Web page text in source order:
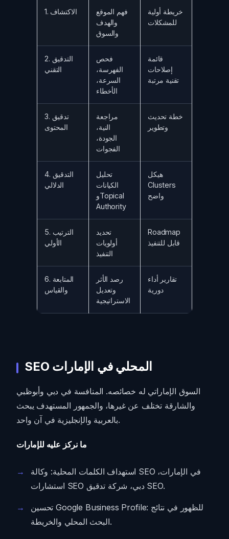
1. الاكتشاف
فهم الموقع
والهدف
والسوق
خريطة أولية
للمشكلات
2. التدقيق
التقني
فحص
الفهرسة،
السرعة،
الأخطاء
قائمة
إصلاحات
تقنية مرتبة
3. تدقيق
المحتوى
مراجعة
النية،
الجودة،
الفجوات
خطة تحديث
وتطوير
4. التدقيق
الدلالي
تحليل
الكيانات
وTopical
Authority
هيكل
Clusters
واضح
5. الترتيب
الأولي
تحديد
أولويات
التنفيذ
Roadmap
قابل للتنفيذ
6. المتابعة
والقياس
رصد الأثر
وتعديل
الاستراتيجية
تقارير أداء
دورية
SEO المحلي في الإمارات
السوق الإماراتي له خصائصه. المنافسة في دبي وأبوظبي
والشارقة تختلف عن غيرها، والجمهور المستهدف يبحث
بالعربية والإنجليزية في آن واحد.
ما نركز عليه للإمارات
استهداف الكلمات المحلية: وكالة SEO في الإمارات،
استشارات SEO دبي، شركة تدقيق SEO.
تحسين Google Business Profile: للظهور في نتائج
البحث المحلي والخريطة.